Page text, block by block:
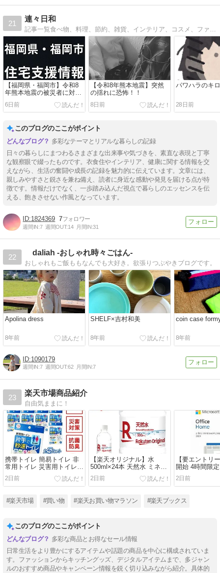
21
連々日和
記事一覧食べ物、料理、節約、雑貨、インテリア、コスメ、ファッションのこと。日々の暮らしアレコレを綴ってます。お気に入りの品でシンプルに暮らすを目標にしていま
【福岡県・福岡市】令和8
年熊本地震の被災者に対し
て住宅支援を実施
6日前
【令和8年熊本地震】突然
の揺れに恐怖！！
8日前
パワハラのキ
28日前
このブログのここがポイント
多彩なテーマとリアルな暮らしの記録
日々の暮らしにまつわるさまざまな出来事や気づきを、素直な表現と丁寧
な観察眼で綴ったものです。衣食住やインテリア、健康に関する情報を交
えながら、生活の奮闘や成長の記録を魅力的に伝えています。文章には、
親しみやすさと鋭さを兼ね備え、読者に身近な感動や発見を届ける点が特
徴です。情報だけでなく、一歩踏み込んだ視点で暮らしのエッセンスを伝
える、飽きさせない作風となっています。
1824369 7
週間IN:7 週間OUT:14 月間IN:31
22
daliah -おしゃれ時々ごはん-
おしゃれもご飯ももなんでも大好き。欲張りつぶやきブログです。
Apolina dress
8年前
SHELF×吉村和美
8年前
coin case
8年前
1090179
週間IN:7 週間OUT:62 月間IN:7
23
楽天市場商品紹介
自由気ままに！
携帯トイレ 簡易トイレ 非
常用トイレ 災害用トイレ
女性用 男性用 車 登山 片手
で秒速トイレ 50個セット
男女兼用
2日前
【楽天オリジナル】水
500ml×24本 天然水 ミネラ
ルウォーター 飲料水 まと
め買い 安い 業務用 家庭用
大容量
2日前
【要エントリ
開始 4時間限
ップ対象】マ
Office Home
り様5枚限り】
2日前
#楽天市場 #買い物 #楽天お買い物マラソン #楽天ブックス
このブログのここがポイント
多彩な商品とお得なセール情報
日常生活をより豊かにするアイテムや話題の商品を中心に構成されていま
す。ファッションからキッチングッズ、デジタルアイテムまで、多ジャン
ルのおすすめ商品やキャンペーン情報を鋭く切り込みながら紹介。具体的